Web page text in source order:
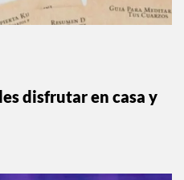
disfrutar en casa y